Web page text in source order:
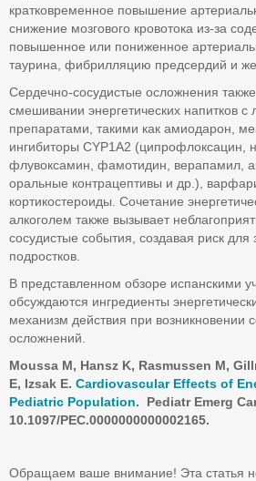
кратковременное повышение
снижение мозгового кровотока из-за
повышенное или пониженное
таурина, фибрилляцию предсердий и
Сердечно-сосудистые осложнения также
смешивании энергетических напитков с
препаратами, такими как амиодарон,
ингибиторы CYP1A2 (ципрофлоксацин,
флувоксамин, фамотидин, верапамил,
оральные контрацептивы и др.),
кортикостероиды. Сочетание
алкоголем также вызывает
сосудистые события, создавая риск для
подростков.
В представленном обзоре испанскими
обсуждаются ингредиенты
механизм действия при возникновении
осложнений.
Moussa M, Hansz K, Rasmussen M,
E, Izsak E. Cardiovascular Effects of
Pediatric Population.
Pediatr Emerg
10.1097/PEC.0000000000002165.
Обращаем ваше внимание! Эта статья